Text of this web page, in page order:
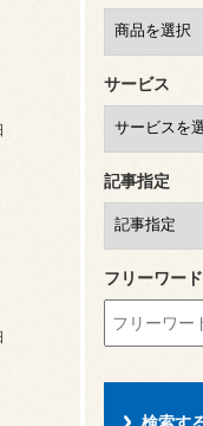
サービス
記事指定
フリーワード